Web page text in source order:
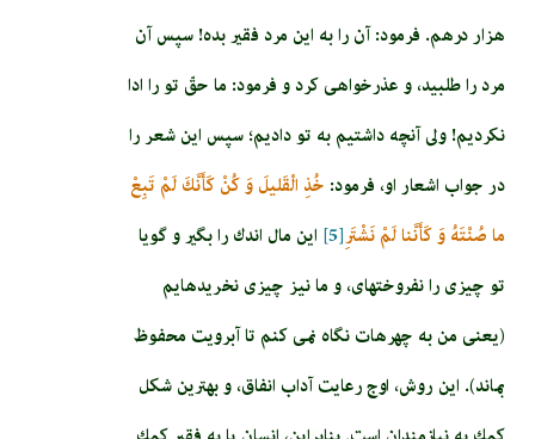
هزار درهم. فرمود: آن را به اين مرد فقير بده! سپس آن
مرد را طلبيد، و عذرخواهى كرد و فرمود: ما حقّ تو را ادا
نكرديم! ولى آنچه داشتيم به تو داديم؛ سپس اين شعر را
در جواب اشعار او، فرمود: خُذِ الْقَليلَ وَ كُنْ كَأَنَّكَ لَمْ تَبِعْ‏
ما صُنْتَهُ وَ كَأَنَّنا لَمْ نَشْتَرِ[5]
اين مال اندك را بگير و گويا
تو چيزى را نفروخته‏اى، و ما نيز چيزى نخريده‏ايم
(يعنى من به چهره‏ات نگاه نمى‏ كنم تا آبرويت محفوظ
بماند). اين روش، اوج رعايت آداب انفاق، و بهترين شكل